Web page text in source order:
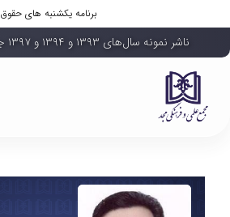
برنامه یکشنبه های حقوق
ناشر نمونه سال‌های ۱۳۹۳ و ۱۳۹۴ و ۱۳۹۷ جمهوری اسلامی ایران